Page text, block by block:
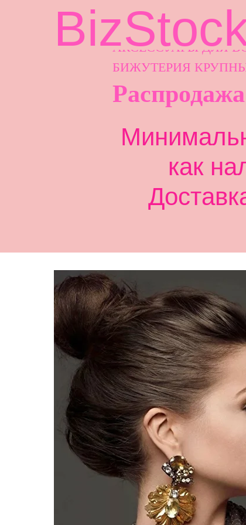
АКСЕССУАРЫ ДЛЯ
БИЖУТЕРИЯ
как